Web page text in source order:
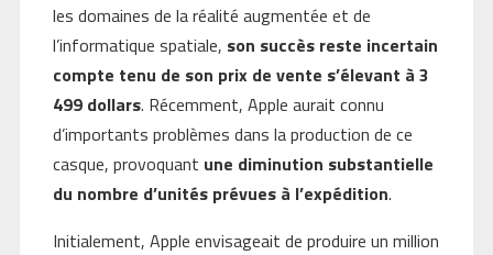
les domaines de la réalité augmentée et de
l’informatique spatiale, son succès reste incertain
compte tenu de son prix de vente s’élevant à 3
499 dollars. Récemment, Apple aurait connu
d’importants problèmes dans la production de ce
casque, provoquant une diminution substantielle
du nombre d’unités prévues à l’expédition.
Initialement, Apple envisageait de produire un million